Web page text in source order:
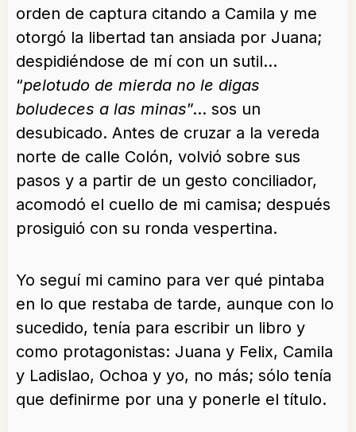
orden de captura citando a Camila y me
otorgó la libertad tan ansiada por Juana;
despidiéndose de mí con un sutil…
“pelotudo de mierda no le digas
boludeces a las minas”… sos un
desubicado. Antes de cruzar a la vereda
norte de calle Colón, volvió sobre sus
pasos y a partir de un gesto conciliador,
acomodó el cuello de mi camisa; después
prosiguió con su ronda vespertina.
Yo seguí mi camino para ver qué pintaba
en lo que restaba de tarde, aunque con lo
sucedido, tenía para escribir un libro y
como protagonistas: Juana y Felix, Camila
y Ladislao, Ochoa y yo, no más; sólo tenía
que definirme por una y ponerle el título.